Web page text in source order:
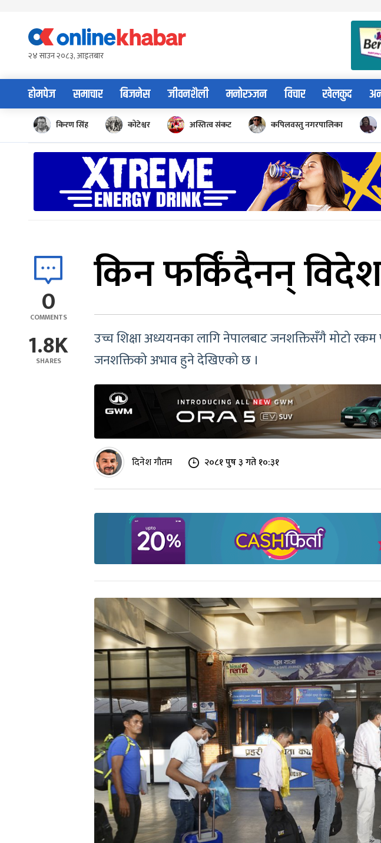
content२४ साउन २०८३, आइतबार
होमपेज समाचार बिजनेस जीवनशैली मनोरञ्जन विचार खेलकुद
किरण सिंह कोटेश्वर अस्तित्व संकट कपिलवस्तु नगरपालिका
0
COMMENTS
1.8K
SHARES
किन फर्किंदैनन् विदेश
उच्च शिक्षा अध्ययनका लागि नेपालबाट जनशक्तिसँगै मोटो रकम
जनशक्तिको अभाव हुने देखिएको छ ।
दिनेश गौतम २०८१ पुष ३ गते १०:३१